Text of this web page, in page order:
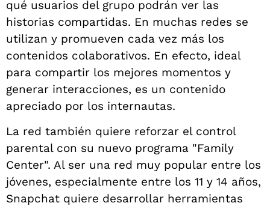
qué usuarios del grupo podrán ver las
historias compartidas. En muchas redes se
utilizan y promueven cada vez más los
contenidos colaborativos. En efecto, ideal
para compartir los mejores momentos y
generar interacciones, es un contenido
apreciado por los internautas.
La red también quiere reforzar el control
parental con su nuevo programa "Family
Center". Al ser una red muy popular entre los
jóvenes, especialmente entre los 11 y 14 años,
Snapchat quiere desarrollar herramientas